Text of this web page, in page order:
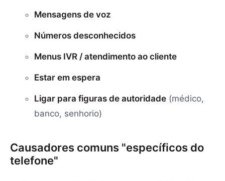
Mensagens de voz
Números desconhecidos
Menus IVR / atendimento ao cliente
Estar em espera
Ligar para figuras de autoridade (médico,
banco, senhorio)
Causadores comuns "específicos do
telefone"